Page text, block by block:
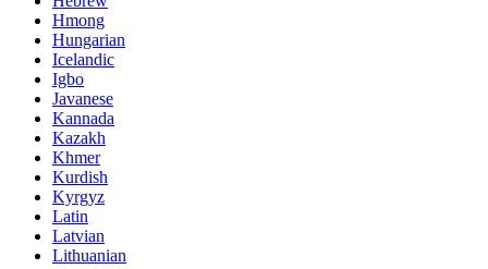
Hmong
Hungarian
Icelandic
Igbo
Javanese
Kannada
Kazakh
Khmer
Kurdish
Kyrgyz
Latin
Latvian
Lithuanian